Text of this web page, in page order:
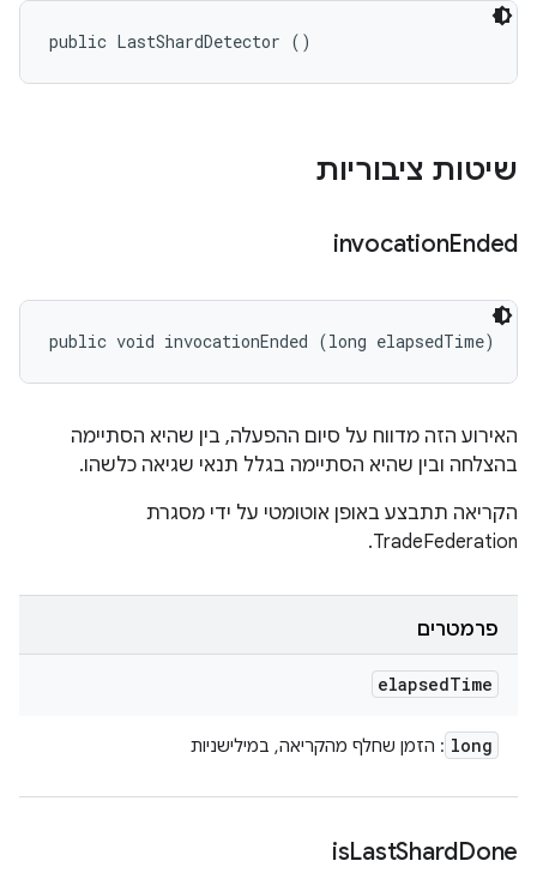
public LastShardDetector ()
שיטות ציבוריות
invocationEnded
public void invocationEnded (long elapsedTime)
האירוע הזה מדווח על סיום ההפעלה, בין שהיא הסתיימה
בהצלחה ובין שהיא הסתיימה בגלל תנאי שגיאה כלשהו.
הקריאה תתבצע באופן אוטומטי על ידי מסגרת
TradeFederation.
פרמטרים
elapsedTime
long : הזמן שחלף מהקריאה, במילישניות
isLastShardDone